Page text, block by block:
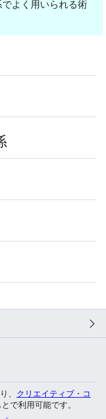
よく用いられる術
、 クリエイティブ・コ
で利用可能です。